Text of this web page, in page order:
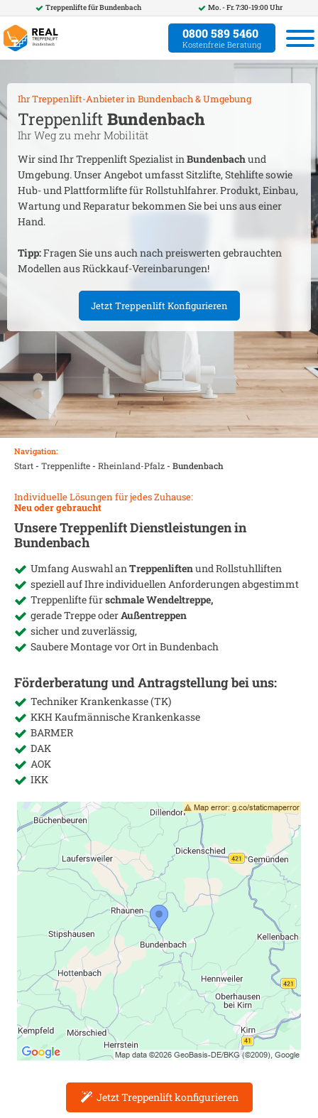
Treppenlifte fürBundenbach Mo. - Fr. 7:30-19:00 Uhr
0800 589 5460
Kostenfreie Beratung
Ihr Treppenlift-Anbieter in Bundenbach& Umgebung
Treppenlift Bundenbach
Ihr Weg zu mehr Mobilität
Wir sind Ihr Treppenlift Spezialist inBundenbachund
Umgebung. Unser Angebot umfasst Sitzlifte, Stehlifte sowie
Hub- und Plattformlifte für Rollstuhlfahrer. Produkt, Einbau,
Wartung und Reparatur bekommen Sie bei uns aus einer
Hand.
Tipp:Fragen Sie uns auch nach preiswerten gebrauchten
Modellen aus Rückkauf-Vereinbarungen!
Jetzt Treppenlift Konfigurieren
Navigation:
Start- Treppenlifte- Rheinland-Pfalz- Bundenbach
Individuelle Lösungen für jedes Zuhause:
Neu oder gebraucht
Unsere Treppenlift Dienstleistungen in
Bundenbach
Umfang Auswahl anTreppenliftenund Rollstuhlliften
speziell auf Ihre individuellen Anforderungen abgestimmt
Treppenlifte fürschmale Wendeltreppe,
gerade Treppe oderAußentreppen
sicher und zuverlässig,
Saubere Montage vor Ort inBundenbach
Förderberatung und Antragstellung bei uns:
Techniker Krankenkasse (TK)
KKH Kaufmännische Krankenkasse
BARMER
DAK
AOK
IKK
Jetzt Treppenlift konfigurieren